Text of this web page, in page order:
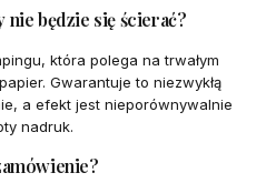
nie będzie się ścierać?
która polega na trwałym
Gwarantuje to niezwykłą
a efekt jest nieporównywalnie
nadruk.